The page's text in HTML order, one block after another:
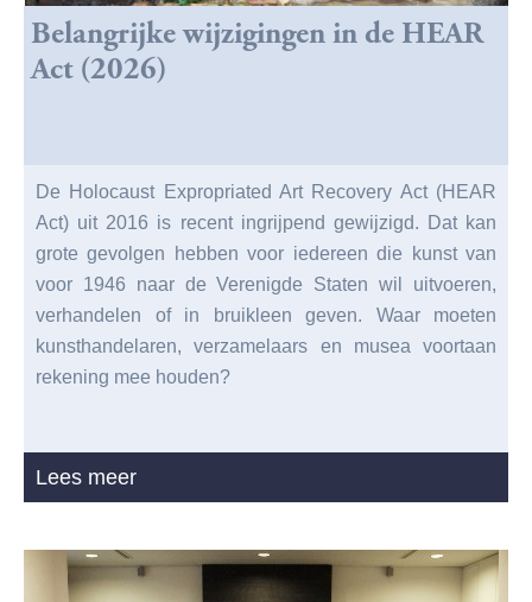
Belangrijke wijzigingen in de HEAR
Act (2026)
De Holocaust Expropriated Art Recovery Act (HEAR
Act) uit 2016 is recent ingrijpend gewijzigd. Dat kan
grote gevolgen hebben voor iedereen die kunst van
voor 1946 naar de Verenigde Staten wil uitvoeren,
verhandelen of in bruikleen geven. Waar moeten
kunsthandelaren, verzamelaars en musea voortaan
rekening mee houden?
Lees meer